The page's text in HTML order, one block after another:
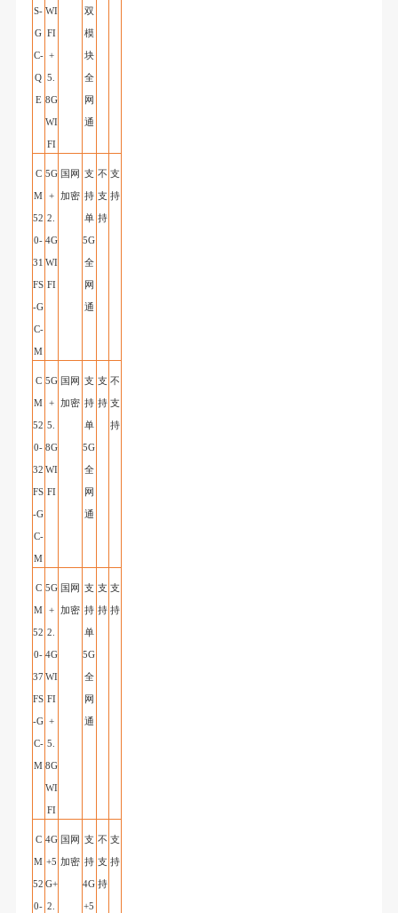
S-
G
C-
Q
E
WI
FI
+
5.
8G
WI
FI
双
模
块
全
网
通
C
M
52
0-
31
FS
-G
C-
M
5G
+
2.
4G
WI
FI
国网
加密
支
持
单
5G
全
网
通
不
支
持
支
持
C
M
52
0-
32
FS
-G
C-
M
5G
+
5.
8G
WI
FI
国网
加密
支
持
单
5G
全
网
通
支
持
不
支
持
C
M
52
0-
37
FS
-G
C-
M
5G
+
2.
4G
WI
FI
+
5.
8G
WI
FI
国网
加密
支
持
单
5G
全
网
通
支
持
支
持
C
M
52
0-
4G
+5
G+
2.
国网
加密
支
持
4G
+5
不
支
持
支
持